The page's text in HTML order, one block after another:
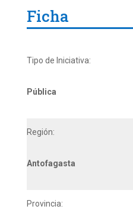
Ficha
Tipo de Iniciativa:
Pública
Región:
Antofagasta
Provincia: